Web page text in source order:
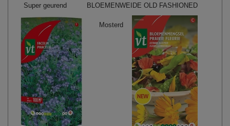
Super geurend BLOEMENWEIDE OLD FASHIONED
Mosterd